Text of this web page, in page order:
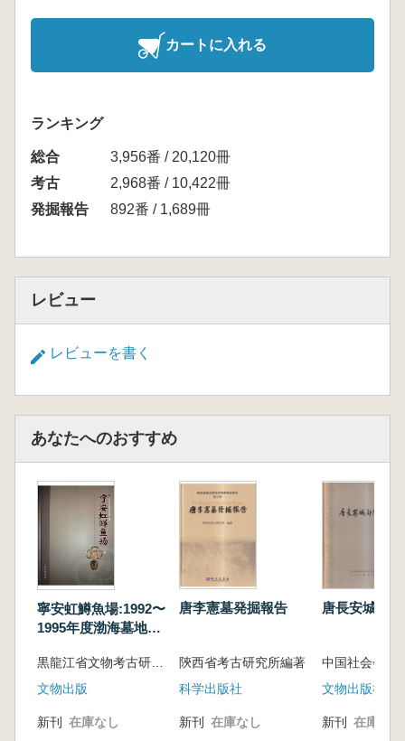
カートに入れる
ランキング
総合
3,956番 / 20,120冊
考古
2,968番 / 10,422冊
発掘報告
892番 / 1,689冊
レビュー
レビューを書く
あなたへのおすすめ
寧安虹鱒魚場:1992〜
1995年度渤海墓地考
黒龍江省文物考古研究所 編著
文物出版
新刊 在庫なし
唐李憲墓発掘報告
陝西省考古研究所編著
科学出版社
新刊 在庫なし
唐長安城郊
文物出版社
新刊 在庫なし